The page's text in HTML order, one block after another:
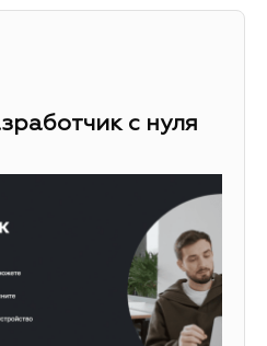
с нуля